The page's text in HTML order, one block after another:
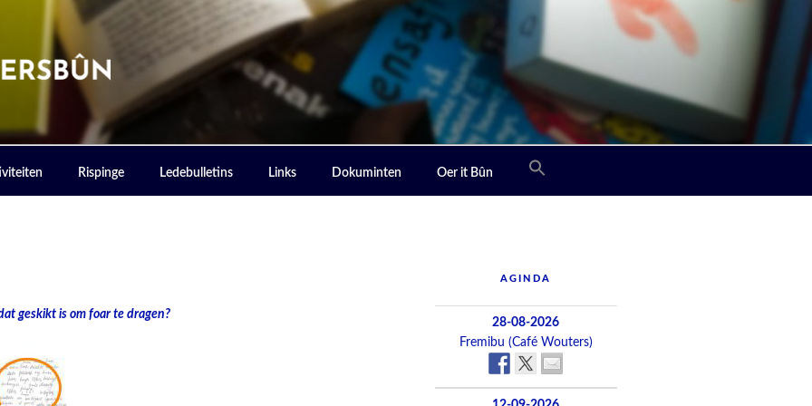
Rispinge Ledebulletins Links Dokuminten Oer it Bûn
geskikt is om foar te dragen?
AGINDA
28-08-2026
Fremibu (Café Wouters)